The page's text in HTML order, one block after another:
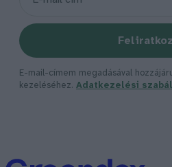
E-mail-címem megadásával
kezeléséhez. Adatkezelési